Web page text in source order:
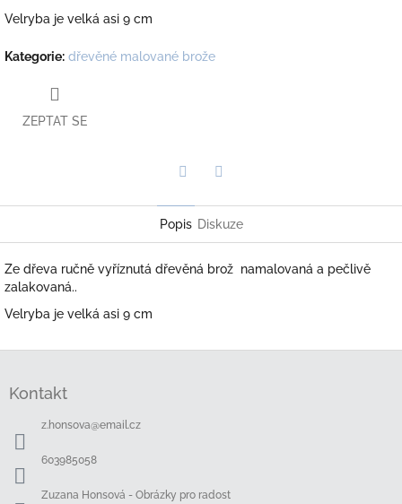
Velryba je velká asi 9 cm
Kategorie: dřevěné malované brože
ZEPTAT SE
Popis Diskuze
Ze dřeva ručně vyříznutá dřevěná brož namalovaná a pečlivě
zalakovaná..
Velryba je velká asi 9 cm
Kontakt
z.honsova@email.cz
603985058
Zuzana Honsová - Obrázky pro radost